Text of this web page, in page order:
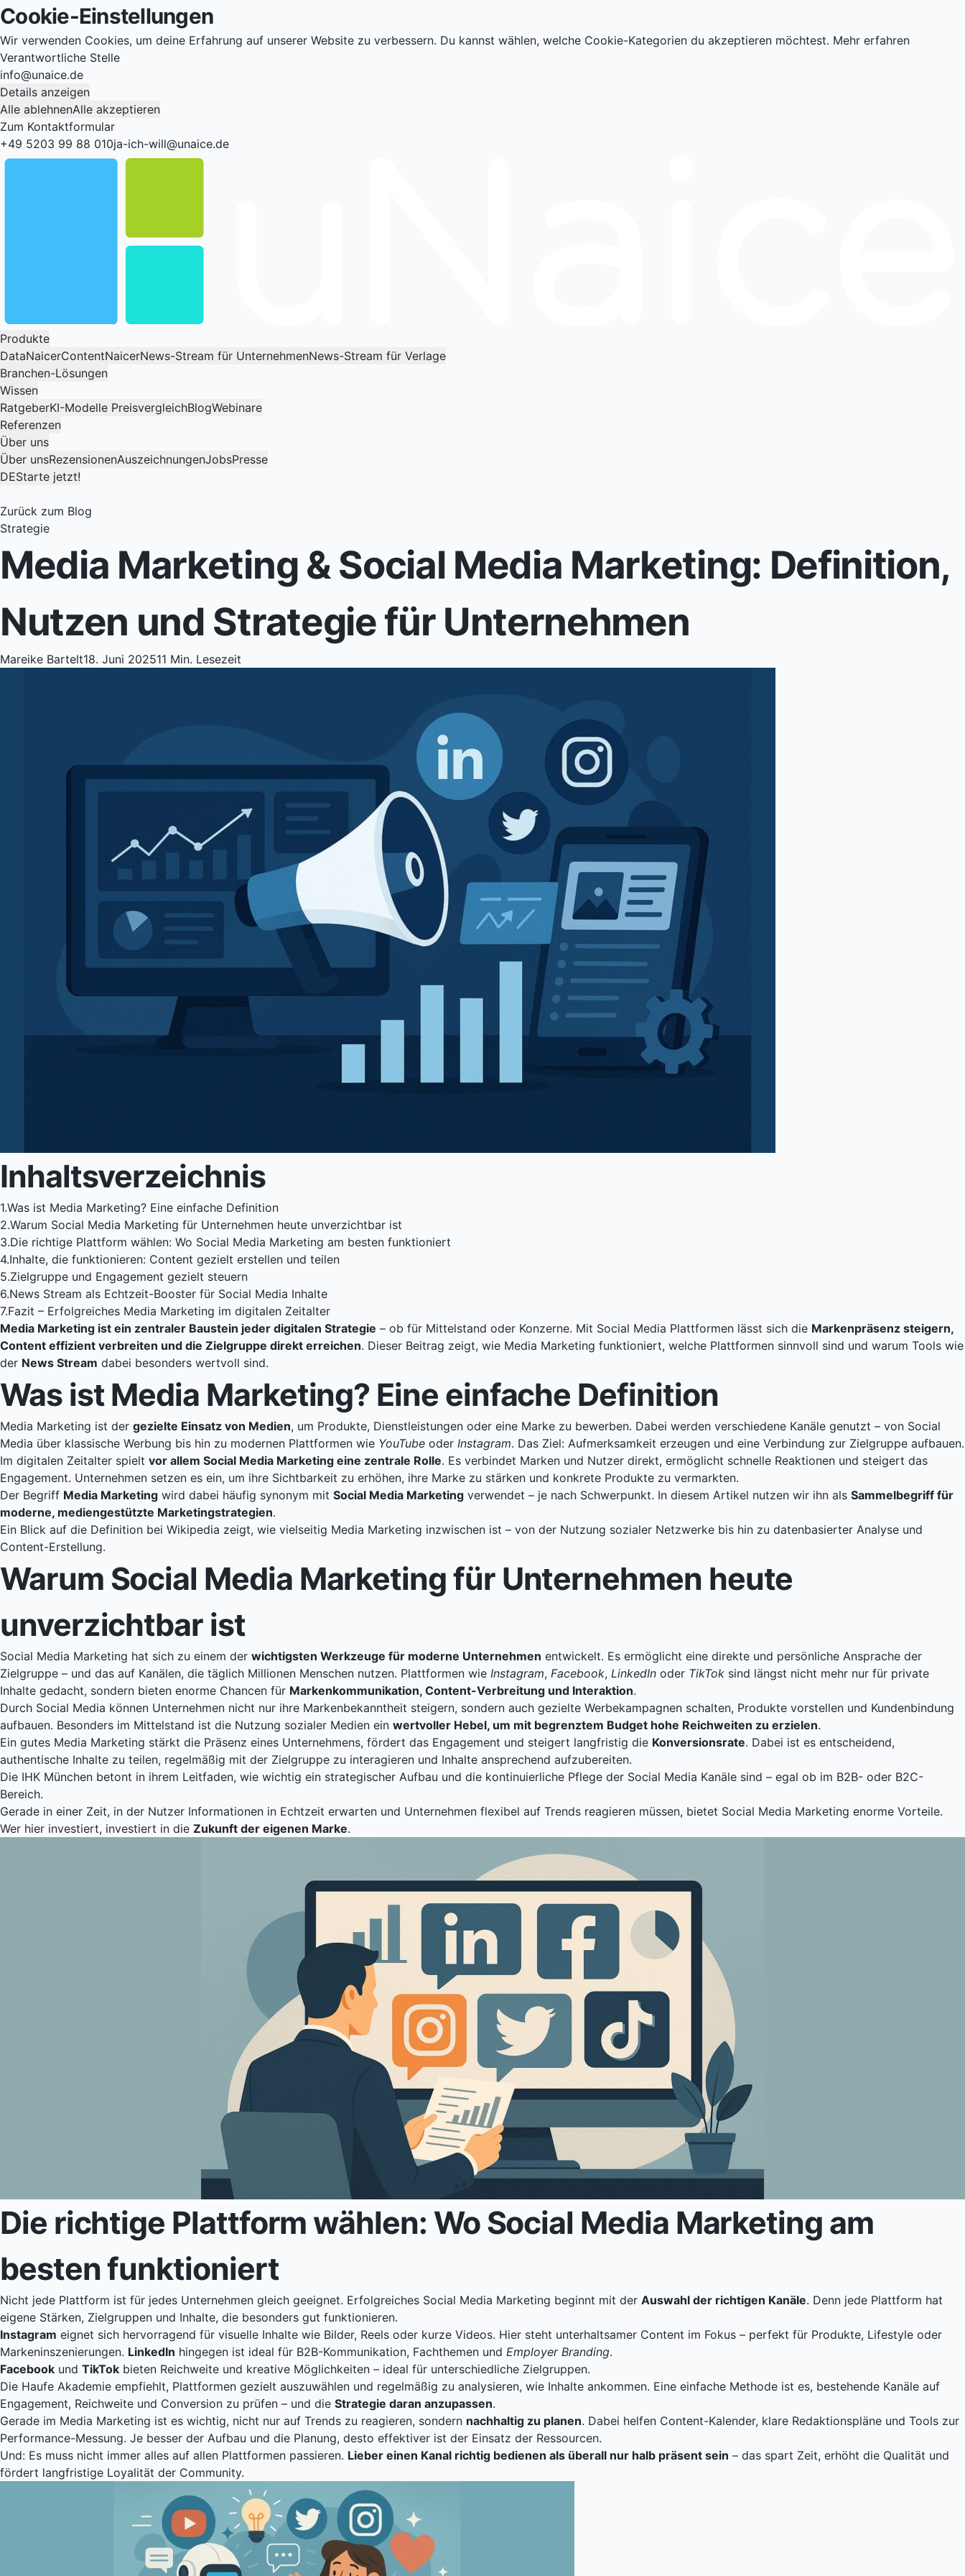
Cookie-Einstellungen
Wir verwenden Cookies, um deine Erfahrung auf unserer Website zu verbessern. Du kannst wählen, welche Cookie-Kategorien du akzeptieren möchtest. Mehr erfahren
Verantwortliche Stelle
info@unaice.de
Details anzeigen
Alle ablehnenAlle akzeptieren
Zum Kontaktformular
+49 5203 99 88 010ja-ich-will@unaice.de
Produkte
DataNaicerContentNaicerNews-Stream für UnternehmenNews-Stream für Verlage
Branchen-Lösungen
Wissen
RatgeberKI-Modelle PreisvergleichBlogWebinare
Referenzen
Über uns
Über unsRezensionenAuszeichnungenJobsPresse
DEStarte jetzt!
Zurück zum Blog
Strategie
Media Marketing & Social Media Marketing: Definition,
Nutzen und Strategie für Unternehmen
Mareike Bartelt18. Juni 202511 Min. Lesezeit
Inhaltsverzeichnis
1.Was ist Media Marketing? Eine einfache Definition
2.Warum Social Media Marketing für Unternehmen heute unverzichtbar ist
3.Die richtige Plattform wählen: Wo Social Media Marketing am besten funktioniert
4.Inhalte, die funktionieren: Content gezielt erstellen und teilen
5.Zielgruppe und Engagement gezielt steuern
6.News Stream als Echtzeit-Booster für Social Media Inhalte
7.Fazit – Erfolgreiches Media Marketing im digitalen Zeitalter
Media Marketing ist ein zentraler Baustein jeder digitalen Strategie – ob für Mittelstand oder Konzerne. Mit Social Media Plattformen lässt sich die Markenpräsenz steigern,
Content effizient verbreiten und die Zielgruppe direkt erreichen. Dieser Beitrag zeigt, wie Media Marketing funktioniert, welche Plattformen sinnvoll sind und warum Tools wie
der News Stream dabei besonders wertvoll sind.
Was ist Media Marketing? Eine einfache Definition
Media Marketing ist der gezielte Einsatz von Medien, um Produkte, Dienstleistungen oder eine Marke zu bewerben. Dabei werden verschiedene Kanäle genutzt – von Social
Media über klassische Werbung bis hin zu modernen Plattformen wie YouTube oder Instagram. Das Ziel: Aufmerksamkeit erzeugen und eine Verbindung zur Zielgruppe aufbauen.
Im digitalen Zeitalter spielt vor allem Social Media Marketing eine zentrale Rolle. Es verbindet Marken und Nutzer direkt, ermöglicht schnelle Reaktionen und steigert das
Engagement. Unternehmen setzen es ein, um ihre Sichtbarkeit zu erhöhen, ihre Marke zu stärken und konkrete Produkte zu vermarkten.
Der Begriff Media Marketing wird dabei häufig synonym mit Social Media Marketing verwendet – je nach Schwerpunkt. In diesem Artikel nutzen wir ihn als Sammelbegriff für
moderne, mediengestützte Marketingstrategien.
Ein Blick auf die Definition bei Wikipedia zeigt, wie vielseitig Media Marketing inzwischen ist – von der Nutzung sozialer Netzwerke bis hin zu datenbasierter Analyse und
Content-Erstellung.
Warum Social Media Marketing für Unternehmen heute
unverzichtbar ist
Social Media Marketing hat sich zu einem der wichtigsten Werkzeuge für moderne Unternehmen entwickelt. Es ermöglicht eine direkte und persönliche Ansprache der
Zielgruppe – und das auf Kanälen, die täglich Millionen Menschen nutzen. Plattformen wie Instagram, Facebook, LinkedIn oder TikTok sind längst nicht mehr nur für private
Inhalte gedacht, sondern bieten enorme Chancen für Markenkommunikation, Content-Verbreitung und Interaktion.
Durch Social Media können Unternehmen nicht nur ihre Markenbekanntheit steigern, sondern auch gezielte Werbekampagnen schalten, Produkte vorstellen und Kundenbindung
aufbauen. Besonders im Mittelstand ist die Nutzung sozialer Medien ein wertvoller Hebel, um mit begrenztem Budget hohe Reichweiten zu erzielen.
Ein gutes Media Marketing stärkt die Präsenz eines Unternehmens, fördert das Engagement und steigert langfristig die Konversionsrate. Dabei ist es entscheidend,
authentische Inhalte zu teilen, regelmäßig mit der Zielgruppe zu interagieren und Inhalte ansprechend aufzubereiten.
Die IHK München betont in ihrem Leitfaden, wie wichtig ein strategischer Aufbau und die kontinuierliche Pflege der Social Media Kanäle sind – egal ob im B2B- oder B2C-
Bereich.
Gerade in einer Zeit, in der Nutzer Informationen in Echtzeit erwarten und Unternehmen flexibel auf Trends reagieren müssen, bietet Social Media Marketing enorme Vorteile.
Wer hier investiert, investiert in die Zukunft der eigenen Marke.
Die richtige Plattform wählen: Wo Social Media Marketing am
besten funktioniert
Nicht jede Plattform ist für jedes Unternehmen gleich geeignet. Erfolgreiches Social Media Marketing beginnt mit der Auswahl der richtigen Kanäle. Denn jede Plattform hat
eigene Stärken, Zielgruppen und Inhalte, die besonders gut funktionieren.
Instagram eignet sich hervorragend für visuelle Inhalte wie Bilder, Reels oder kurze Videos. Hier steht unterhaltsamer Content im Fokus – perfekt für Produkte, Lifestyle oder
Markeninszenierungen. LinkedIn hingegen ist ideal für B2B-Kommunikation, Fachthemen und Employer Branding.
Facebook und TikTok bieten Reichweite und kreative Möglichkeiten – ideal für unterschiedliche Zielgruppen.
Die Haufe Akademie empfiehlt, Plattformen gezielt auszuwählen und regelmäßig zu analysieren, wie Inhalte ankommen. Eine einfache Methode ist es, bestehende Kanäle auf
Engagement, Reichweite und Conversion zu prüfen – und die Strategie daran anzupassen.
Gerade im Media Marketing ist es wichtig, nicht nur auf Trends zu reagieren, sondern nachhaltig zu planen. Dabei helfen Content-Kalender, klare Redaktionspläne und Tools zur
Performance-Messung. Je besser der Aufbau und die Planung, desto effektiver ist der Einsatz der Ressourcen.
Und: Es muss nicht immer alles auf allen Plattformen passieren. Lieber einen Kanal richtig bedienen als überall nur halb präsent sein – das spart Zeit, erhöht die Qualität und
fördert langfristige Loyalität der Community.